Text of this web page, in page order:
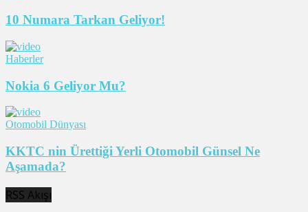
10 Numara Tarkan Geliyor!
Haberler
Nokia 6 Geliyor Mu?
Otomobil Dünyası
KKTC nin Ürettiği Yerli Otomobil Günsel Ne
Aşamada?
RSS Akışı